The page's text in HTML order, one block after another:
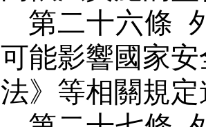
第二十六條
可能影響國家
法》等相關規